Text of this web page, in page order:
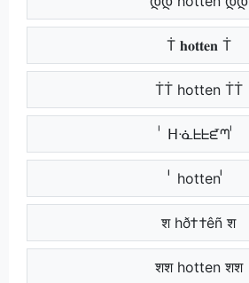
Ṫ 𝐡𝐨𝐭𝐭𝐞𝐧 Ṫ
ṪṪ hotten ṪṪ
ᷝ ᕼᓍᖶᖶᘿᘉ ᷝ
ᷝᷝ hotten ᷝᷝ
श hð††êñ श
शश hotten शश